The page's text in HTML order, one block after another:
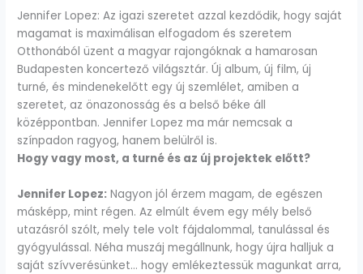
Jennifer Lopez: Az igazi szeretet azzal kezdődik, hogy saját
magamat is maximálisan elfogadom és szeretem
Otthonából üzent a magyar rajongóknak a hamarosan
Budapesten koncertező világsztár. Új album, új film, új
turné, és mindenekelőtt egy új szemlélet, amiben a
szeretet, az önazonosság és a belső béke áll
középpontban. Jennifer Lopez ma már nemcsak a
színpadon ragyog, hanem belülről is.
Hogy vagy most, a turné és az új projektek előtt?
Jennifer Lopez: Nagyon jól érzem magam, de egészen
másképp, mint régen. Az elmúlt évem egy mély belső
utazásról szólt, mely tele volt fájdalommal, tanulással és
gyógyulással. Néha muszáj megállnunk, hogy újra halljuk a
saját szívverésünket… hogy emlékeztessük magunkat arra,